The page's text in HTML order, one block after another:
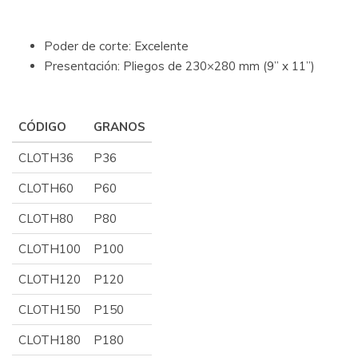
Poder de corte: Excelente
Presentación: Pliegos de 230×280 mm (9” x 11”)
CÓDIGO GRANOS
CLOTH36
P36
CLOTH60
P60
CLOTH80
P80
CLOTH100
P100
CLOTH120
P120
CLOTH150
P150
CLOTH180
P180